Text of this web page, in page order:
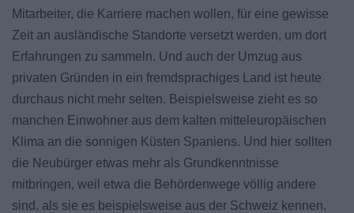
Mitarbeiter, die Karriere machen wollen, für eine gewisse
Zeit an ausländische Standorte versetzt werden, um dort
Erfahrungen zu sammeln. Und auch der Umzug aus
privaten Gründen in ein fremdsprachiges Land ist heute
durchaus nicht mehr selten. Beispielsweise zieht es so
manchen Einwohner aus dem kalten mitteleuropäischen
Klima an die sonnigen Küsten Spaniens. Und hier sollten
die Neubürger etwas mehr als Grundkenntnisse
mitbringen, weil etwa die Behördenwege völlig andere
sind, als sie es beispielsweise aus der Schweiz kennen.